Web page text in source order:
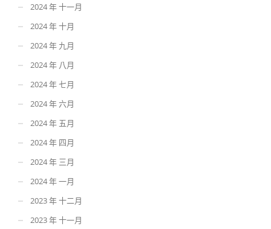
2024 年 十一月
2024 年 十月
2024 年 九月
2024 年 八月
2024 年 七月
2024 年 六月
2024 年 五月
2024 年 四月
2024 年 三月
2024 年 一月
2023 年 十二月
2023 年 十一月